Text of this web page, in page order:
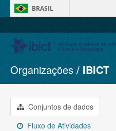
BRASIL
Conjuntos de dados
Organizações
Grupos
Sobre
Organizações IBICT
Conjuntos de dados
Fluxo de Atividades